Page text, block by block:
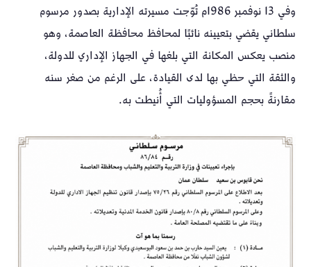
وفي 13 نوفمبر 1986م تُوّجت مسيرته الإدارية بصدور مرسوم
سلطاني يقضي بتعيينه نائبًا لمحافظ محافظة العاصمة، وهو
منصب يعكس المكانة التي بلغها في الجهاز الإداري للدولة،
والثقة التي حظي بها لدى القيادة، على الرغم من صغر سنه
مقارنةً بحجم المسؤوليات التي أُنيطت به.